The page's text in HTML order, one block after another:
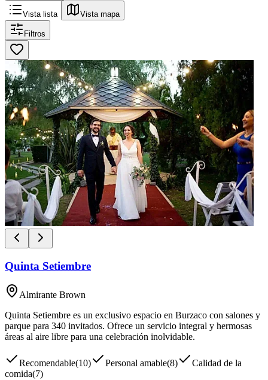
Vista lista Vista mapa
Filtros
Quinta Setiembre
Almirante Brown
Quinta Setiembre es un exclusivo espacio en Burzaco con salones y
parque para 340 invitados. Ofrece un servicio integral y hermosas
áreas al aire libre para una celebración inolvidable.
Recomendable(10) Personal amable(8)
Calidad de la
comida(7)